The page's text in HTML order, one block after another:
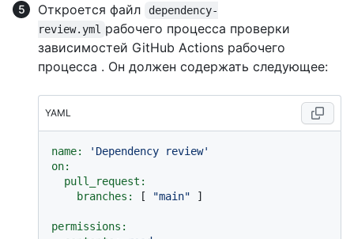
Откроется файл
dependency-
review.yml рабочего процесса проверки
зависимостей GitHub Actions рабочего
процесса . Он должен содержать следующее:
YAML
name:
'Dependency review'
on:
pull_request:
branches:
[ "main" ]
permissions: